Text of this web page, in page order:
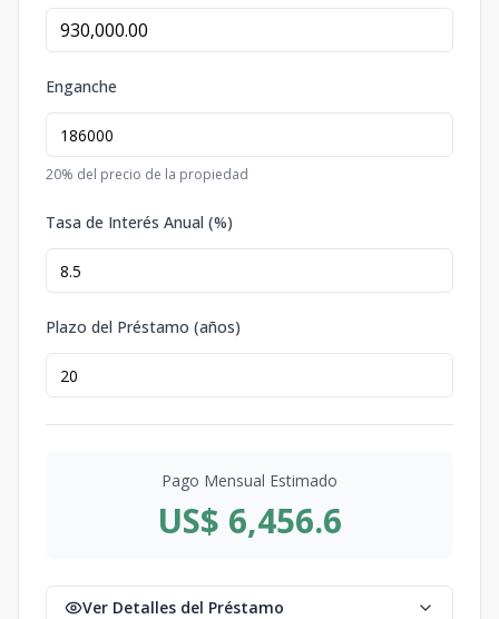
Enganche
20% del precio de la propiedad
Tasa de Interés Anual (%)
Plazo del Préstamo (años)
Pago Mensual Estimado
US$ 6,456.6
Ver Detalles del Préstamo